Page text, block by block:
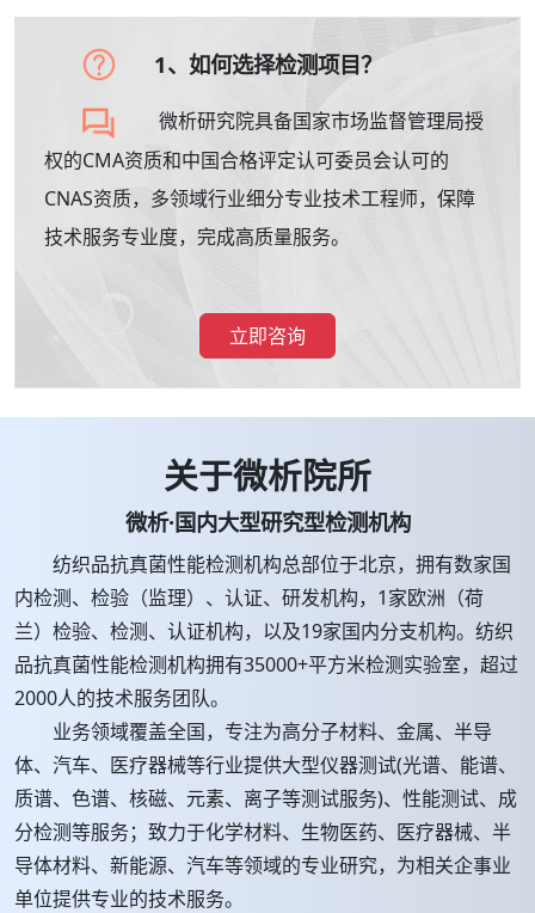
1、如何选择检测项目？
微析研究院具备国家市场监督管理局授
权的CMA资质和中国合格评定认可委员会认可的
CNAS资质，多领域行业细分专业技术工程师，保障
技术服务专业度，完成高质量服务。
立即咨询
关于微析院所
微析·国内大型研究型检测机构
纺织品抗真菌性能检测机构总部位于北京，拥有数家国
内检测、检验（监理）、认证、研发机构，1家欧洲（荷
兰）检验、检测、认证机构，以及19家国内分支机构。纺织
品抗真菌性能检测机构拥有35000+平方米检测实验室，超过
2000人的技术服务团队。
业务领域覆盖全国，专注为高分子材料、金属、半导
体、汽车、医疗器械等行业提供大型仪器测试(光谱、能谱、
质谱、色谱、核磁、元素、离子等测试服务)、性能测试、成
分检测等服务；致力于化学材料、生物医药、医疗器械、半
导体材料、新能源、汽车等领域的专业研究，为相关企事业
单位提供专业的技术服务。